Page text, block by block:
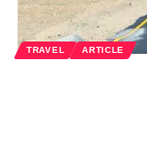
TRAVEL ARTICLE